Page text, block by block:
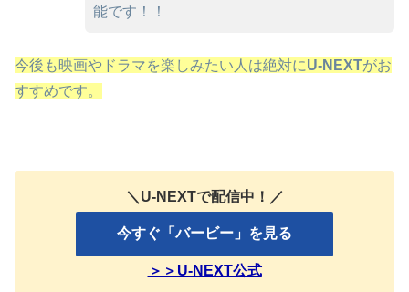
能です！！
今後も映画やドラマを楽しみたい人は絶対にU-NEXTがお
すすめです。
＼U-NEXTで配信中！／
今すぐ「バービー」を見る
＞＞U-NEXT公式